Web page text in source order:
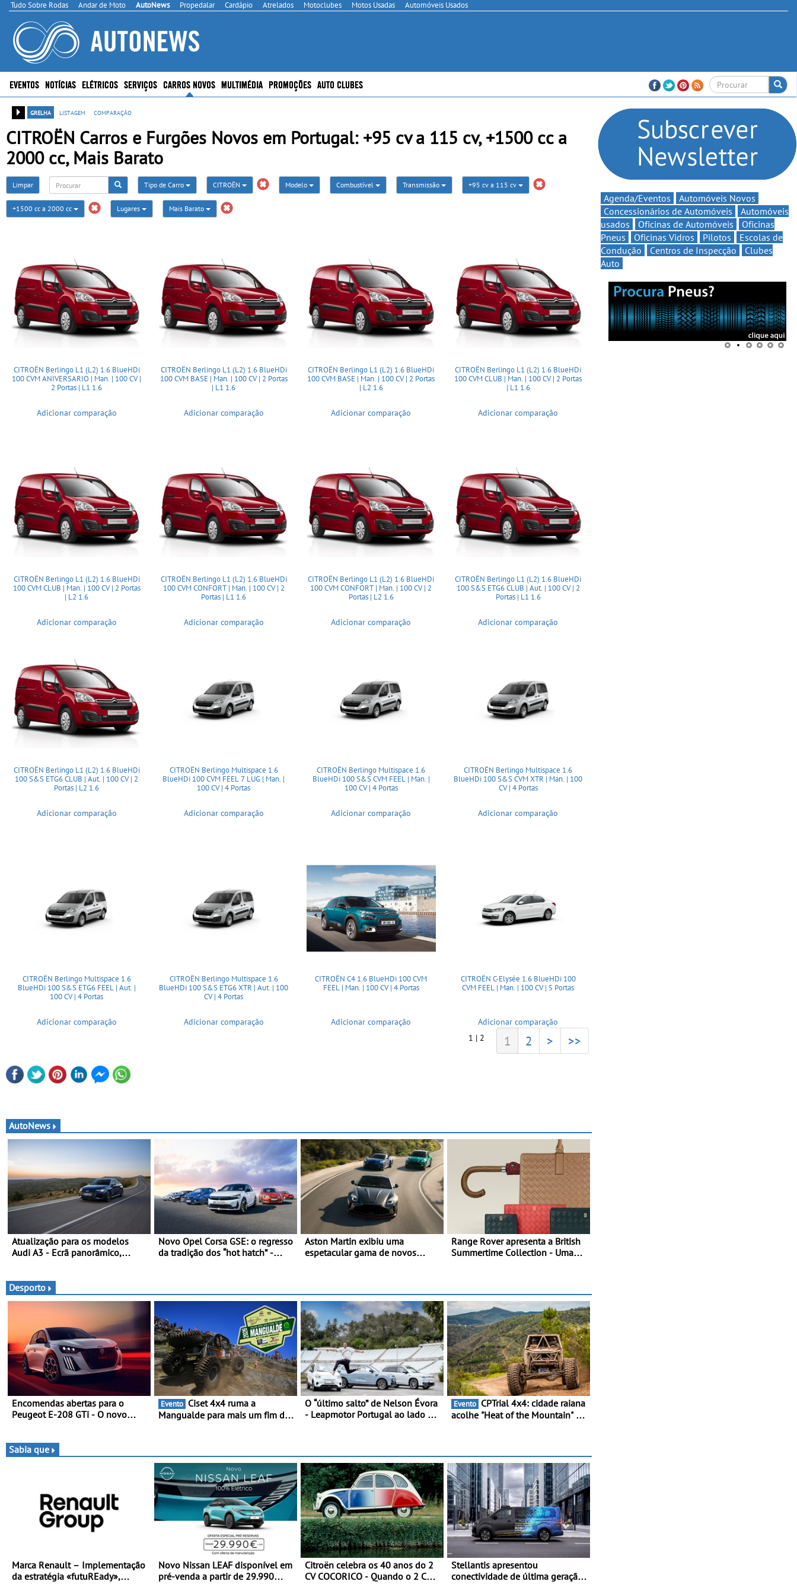
Tudo Sobre Rodas Andar de Moto AutoNews Propedalar Cardápio Atrelados Motoclubes Motos Usadas Automóveis Usados
EVENTOS NOTÍCIAS ELÉTRICOS SERVIÇOS CARROS NOVOS MULTIMÉDIA PROMOÇÕES AUTO CLUBES
grelha listagem comparação
CITROËN Carros e Furgões Novos em Portugal: +95 cv a 115 cv, +1500 cc a
2000 cc, Mais Barato
Limpar Tipo de Carro CITROËN Modelo Combustível Transmissão +95 cv a 115 cv
+1500 cc a 2000 cc Lugares Mais Barato
CITROËN Berlingo L1 (L2) 1.6 BlueHDi
100 CVM ANIVERSARIO | Man. | 100 CV |
2 Portas | L1 1.6
Adicionar comparação
CITROËN Berlingo L1 (L2) 1.6 BlueHDi
100 CVM BASE | Man. | 100 CV | 2 Portas
| L1 1.6
Adicionar comparação
CITROËN Berlingo L1 (L2) 1.6 BlueHDi
100 CVM BASE | Man. | 100 CV | 2 Portas
| L2 1.6
Adicionar comparação
CITROËN Berlingo L1 (L2) 1.6 BlueHDi
100 CVM CLUB | Man. | 100 CV | 2 Portas
| L1 1.6
Adicionar comparação
CITROËN Berlingo L1 (L2) 1.6 BlueHDi
100 CVM CLUB | Man. | 100 CV | 2 Portas
| L2 1.6
Adicionar comparação
CITROËN Berlingo L1 (L2) 1.6 BlueHDi
100 CVM CONFORT | Man. | 100 CV | 2
Portas | L1 1.6
Adicionar comparação
CITROËN Berlingo L1 (L2) 1.6 BlueHDi
100 CVM CONFORT | Man. | 100 CV | 2
Portas | L2 1.6
Adicionar comparação
CITROËN Berlingo L1 (L2) 1.6 BlueHDi
100 S&S ETG6 CLUB | Aut. | 100 CV | 2
Portas | L1 1.6
Adicionar comparação
CITROËN Berlingo L1 (L2) 1.6 BlueHDi
100 S&S ETG6 CLUB | Aut. | 100 CV | 2
Portas | L2 1.6
Adicionar comparação
CITROËN Berlingo Multispace 1.6
BlueHDi 100 CVM FEEL 7 LUG | Man. |
100 CV | 4 Portas
Adicionar comparação
CITROËN Berlingo Multispace 1.6
BlueHDi 100 S&S CVM FEEL | Man. |
100 CV | 4 Portas
Adicionar comparação
CITROËN Berlingo Multispace 1.6
BlueHDi 100 S&S CVM XTR | Man. | 100
CV | 4 Portas
Adicionar comparação
CITROËN Berlingo Multispace 1.6
BlueHDi 100 S&S ETG6 FEEL | Aut. |
100 CV | 4 Portas
Adicionar comparação
CITROËN Berlingo Multispace 1.6
BlueHDi 100 S&S ETG6 XTR | Aut. | 100
CV | 4 Portas
Adicionar comparação
CITROËN C4 1.6 BlueHDi 100 CVM
FEEL | Man. | 100 CV | 4 Portas
Adicionar comparação
CITROËN C-Elysée 1.6 BlueHDi 100
CVM FEEL | Man. | 100 CV | 5 Portas
Adicionar comparação
1 | 2
1 2 > >>
AutoNews
Atualização para os modelos
Audi A3 - Ecrã panorâmico,
assistente de marcha-atrás
Novo Opel Corsa GSE: o regresso
da tradição dos “hot hatch” -
Aston Martin exibiu uma
espetacular gama de novos
Range Rover apresenta a British
Summertime Collection - Uma
verão britânica
Desporto
Encomendas abertas para o
Peugeot E-208 GTi - O novo
categoria
Evento
Mangualde para mais um fim de
O “último salto” de Nelson Évora
- Leapmotor Portugal ao lado do
Evento
acolhe "Heat of the Mountain" -
Sabia que
Marca Renault – Implementação
da estratégia «futuREady»,
Novo Nissan LEAF disponível em
pré-venda a partir de 29.990
Citroën celebra os 40 anos do 2
CV COCORICO - Quando o 2 CV
Stellantis apresentou
conectividade de última geração
Agenda/Eventos
Automóveis Novos
Concessionários de Automóveis
Automóveis
usados
Oficinas de Automóveis
Oficinas
Pneus
Oficinas Vidros Pilotos
Escolas de
Condução
Centros de Inspecção
Clubes
Auto